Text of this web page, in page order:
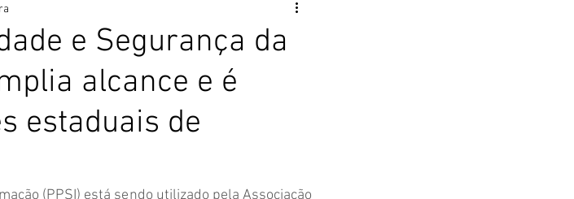
DESTAQUES OPINIÃO
e Segurança da
alcance e é
estaduais de
(PPSI) está sendo utilizado pela Associação